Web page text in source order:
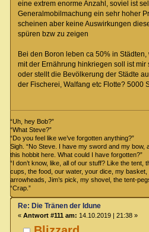
eine extrem enorme Anzahl, soviel ist
Generalmobilmachung ein sehr hoher
scheinen aber keine Auswirkungen
spüren bzw zu zeigen
Bei den Boron leben ca 50% in
mit der Ernährung hinkriegen soll ist mir
oder stellt die Bevölkerung der Städte
der Fischerei, Walfang etc Flotte? 5000
“Uh, hey Bob?”
“What Steve?”
“Do you feel like we’ve forgotten anything?”
Sigh. “No Steve. I have my sword and my
this hobbit here. What could I have forgotten?”
“I don’t know, like, all of our stuff? Like the
cups, the food, our water, your dice, my
arrowheads, Jim’s pick, my shovel, the tent-
“Crap.”
Re: Die Tränen der Idune
« Antwort #111 am: 14.10.2019 | 21:38 »